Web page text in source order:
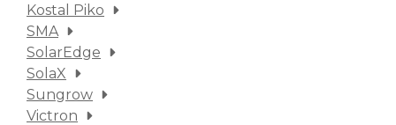
Kostal Piko
SMA
SolarEdge
SolaX
Sungrow
Victron